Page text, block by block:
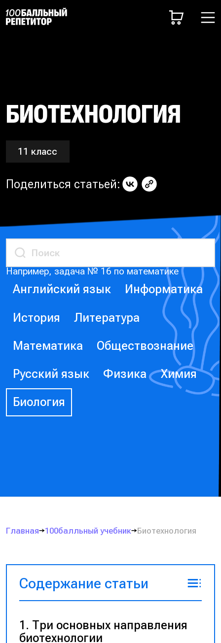
БИОТЕХНОЛОГИЯ
11 класс
Поделиться статьей:
Например, задача № 16 по математике
Английский язык Информатика
История Литература
Математика Обществознание
Русский язык Физика Химия
Биология
Главная 100балльный учебник Биотехнология
Содержание статьи
Три основных направления
биотехнологии